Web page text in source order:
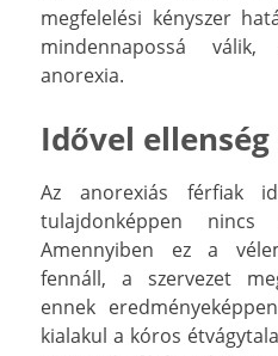
megfelelési kényszer
mindennapossá
anorexia.
Idővel
Az anorexiás férfiak
tulajdonképpen
Amennyiben ez a
fennáll, a szervezet
ennek
kialakul a kóros